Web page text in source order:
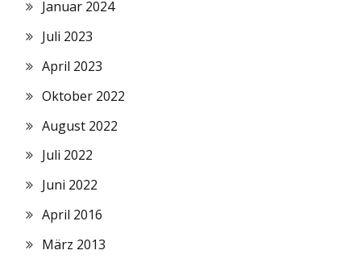
Januar 2024
Juli 2023
April 2023
Oktober 2022
August 2022
Juli 2022
Juni 2022
April 2016
März 2013